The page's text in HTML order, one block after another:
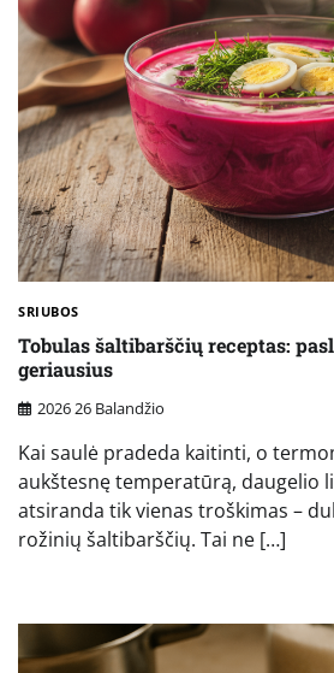
SRIUBOS
Tobulas šaltibarščių receptas:
geriausius
2026 26 Balandžio
Kai saulė pradeda kaitinti, o
aukštesnę temperatūrą, daugelio
atsiranda tik vienas troškimas –
rožinių šaltibarščių. Tai ne […]